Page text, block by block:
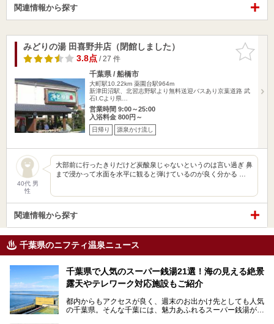
関連情報から探す
お気に入
りに追加
みどりの湯 田喜野井店（閉館しました）
3.8点/ 27 件
千葉県 / 船橋市
大町駅10.22km 薬園台駅964m
新津田沼駅、北習志野駅より無料送迎バスあり京葉道路 武
石I.Cより県…
営業時間 9:00～25:00
入浴料金 800円～
日帰り 源泉かけ流し
40代 男
性
大部前に行ったきりだけど炭酸泉じゃないというのは言い過ぎ 鼻
まで浸かって水面を水平に観ると弾けているのが良く分かる …
関連情報から探す
千葉県のニフティ温泉ニュース
千葉県で人気のスーパー銭湯21選！海の見える絶景
露天やテレワーク対応施設もご紹介
都内からもアクセスが良く、週末のお出かけ先としても人気
の千葉県。そんな千葉には、魅力あふれるスーパー銭湯がた